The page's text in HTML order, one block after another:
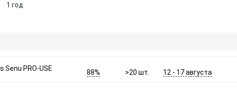
1 год
PRO-USE
88% >20шт. 12 - 17 августа